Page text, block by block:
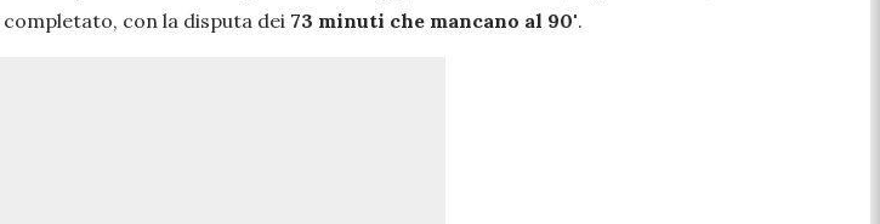
con la disputa dei 73 minuti che mancano al 90'.